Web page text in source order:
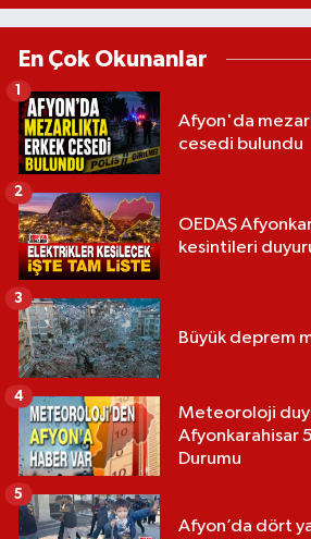
En Çok Okunanlar
Afyon'da
cesedi bulundu
1
OEDAŞ
kesintileri
2
Büyük deprem
3
Meteoroloji
Afyonkarahisar
Durumu
4
Afyon’da dört
5